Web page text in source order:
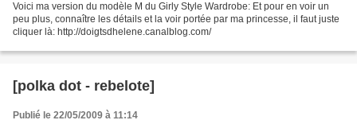
Voici ma version du modèle M du Girly Style Wardrobe: Et pour en voir un
peu plus, connaître les détails et la voir portée par ma princesse, il faut juste
cliquer là: http://doigtsdhelene.canalblog.com/
[polka dot - rebelote]
Publié le 22/05/2009 à 11:14